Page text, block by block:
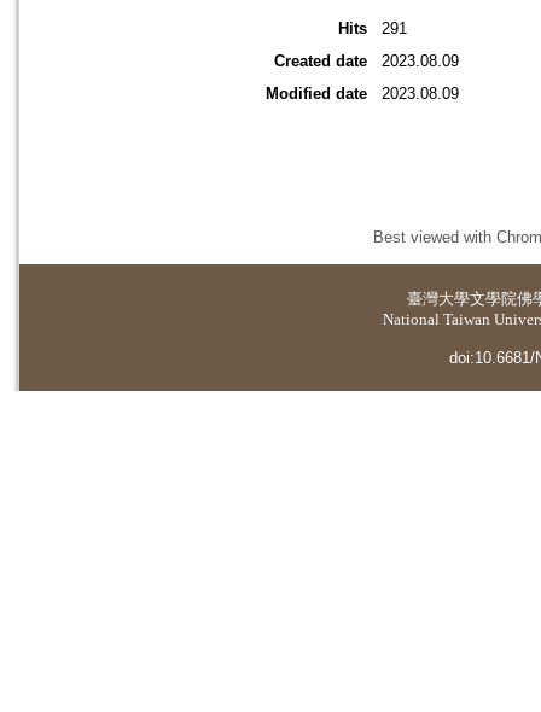
Hits
291
Created date
2023.08.09
Modified date
2023.08.09
Best viewed with
臺灣大學文學院佛
National Taiwan
doi:10.6681/